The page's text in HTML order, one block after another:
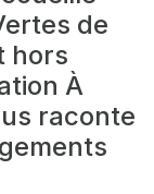
de
hors
À
raconte